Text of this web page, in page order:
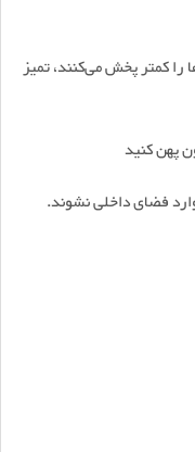
را کمتر پخش می‌کنند، تمیز
پهن کنید
وارد فضای داخلی نشوند.